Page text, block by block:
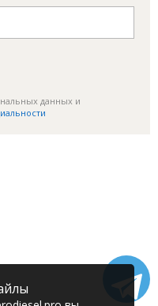
данных и